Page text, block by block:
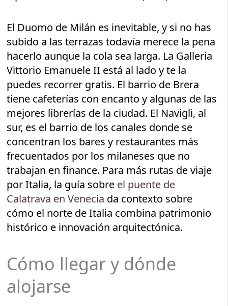
El Duomo de Milán es inevitable, y si no has
subido a las terrazas todavía merece la pena
hacerlo aunque la cola sea larga. La Galleria
Vittorio Emanuele II está al lado y te la
puedes recorrer gratis. El barrio de Brera
tiene cafeterías con encanto y algunas de las
mejores librerías de la ciudad. El Navigli, al
sur, es el barrio de los canales donde se
concentran los bares y restaurantes más
frecuentados por los milaneses que no
trabajan en finance. Para más rutas de viaje
por Italia, la guía sobre el puente de
Calatrava en Venecia da contexto sobre
cómo el norte de Italia combina patrimonio
histórico e innovación arquitectónica.
Cómo llegar y dónde
alojarse